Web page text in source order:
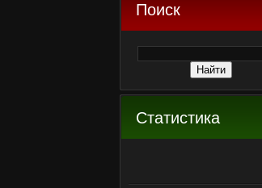
Поиск
Статистика